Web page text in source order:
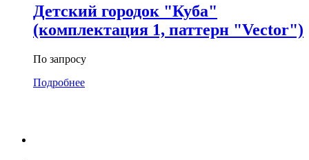
Детский городок "Куба"
(комплектация 1, паттерн "Vector")
По запросу
Подробнее